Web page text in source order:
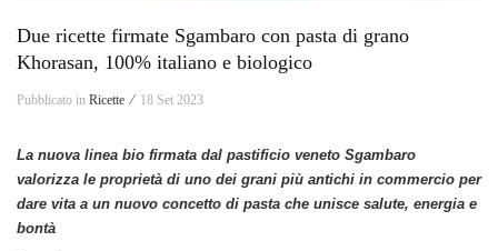
Due ricette firmate Sgambaro con pasta di grano
Khorasan, 100% italiano e biologico
Pubblicato in Ricette ⁄ 18 Set 2023
La nuova linea bio firmata dal pastificio veneto Sgambaro
valorizza le proprietà di uno dei grani più antichi in commercio per
dare vita a un nuovo concetto di pasta che unisce salute, energia e
bontà